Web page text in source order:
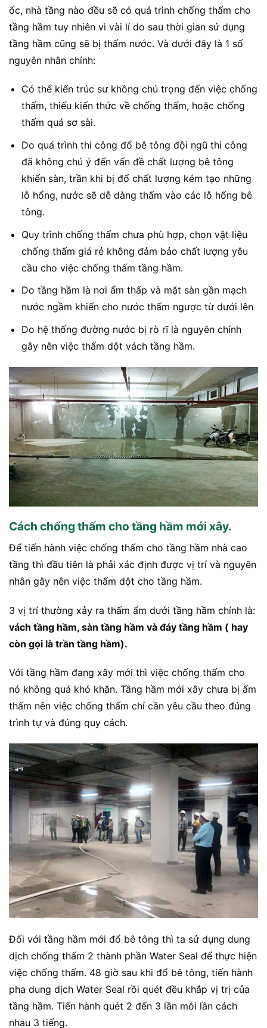
ốc, nhà tầng nào đều sẽ có quá trình chống thấm cho
tầng hầm tuy nhiên vì vài lí do sau thời gian sử dụng
tầng hầm cũng sẽ bị thấm nước. Và dưới đây là 1 số
nguyên nhân chính:
Có thể kiến trúc sư không chú trọng đến việc chống
thấm, thiếu kiến thức về chống thấm, hoặc chống
thấm quá sơ sài.
Do quá trình thi công đổ bê tông đội ngũ thi công
đã không chú ý đến vấn đề chất lượng bê tông
khiến sàn, trần khi bị đổ chất lượng kém tạo những
lỗ hổng, nước sẽ dễ dàng thấm vào các lỗ hổng bê
tông.
Quy trình chống thấm chưa phù hợp, chọn vật liệu
chống thấm giá rẻ không đảm bảo chất lượng yêu
cầu cho việc chống thấm tầng hầm.
Do tầng hầm là nơi ẩm thấp và mặt sàn gần mạch
nước ngầm khiến cho nước thấm ngược từ dưới lên
Do hệ thống đường nước bị rò rĩ là nguyên chính
gây nên việc thấm dột vách tầng hầm.
Cách chống thấm cho tầng hầm mới xây.
Để tiến hành việc chống thấm cho tầng hầm nhà cao
tầng thì đầu tiên là phải xác định được vị trí và nguyên
nhân gây nên việc thấm dột cho tầng hầm.
3 vị trí thường xảy ra thấm ẩm dưới tầng hầm chính là:
vách tầng hầm, sàn tầng hầm và đáy tầng hầm ( hay
còn gọi là trần tầng hầm).
Với tầng hầm đang xây mới thì việc chống thấm cho
nó không quá khó khăn. Tầng hầm mới xây chưa bị ẩm
thấm nên việc chống thấm chỉ cần yêu cầu theo đúng
trình tự và đúng quy cách.
Đối với tầng hầm mới đổ bê tông thì ta sử dụng dung
dịch chống thấm 2 thành phần Water Seal để thực hiện
việc chống thấm. 48 giờ sau khi đổ bê tông, tiến hành
pha dung dịch Water Seal rồi quét đều khắp vị trị của
tầng hầm. Tiến hành quét 2 đến 3 lần mỗi lần cách
nhau 3 tiếng.